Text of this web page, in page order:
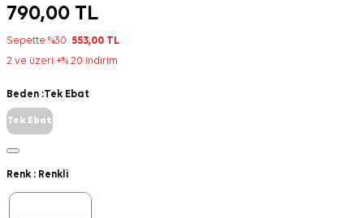
790,00 TL
Sepette %30 553,00 TL
2 ve üzeri +% 20 indirim
Beden :Tek Ebat
Tek Ebat
Renk : Renkli